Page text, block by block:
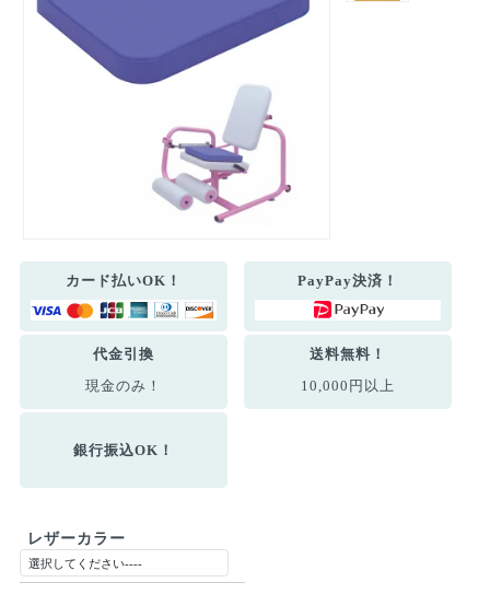
カード払いOK！ PayPay決済！
代金引換
現金のみ！
送料無料！
10,000円以上
銀行振込OK！
レザーカラー